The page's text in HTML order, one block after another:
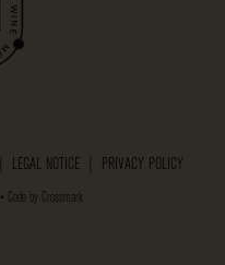
LEGAL NOTICE PRIVACY POLICY
• Code by Crossmark